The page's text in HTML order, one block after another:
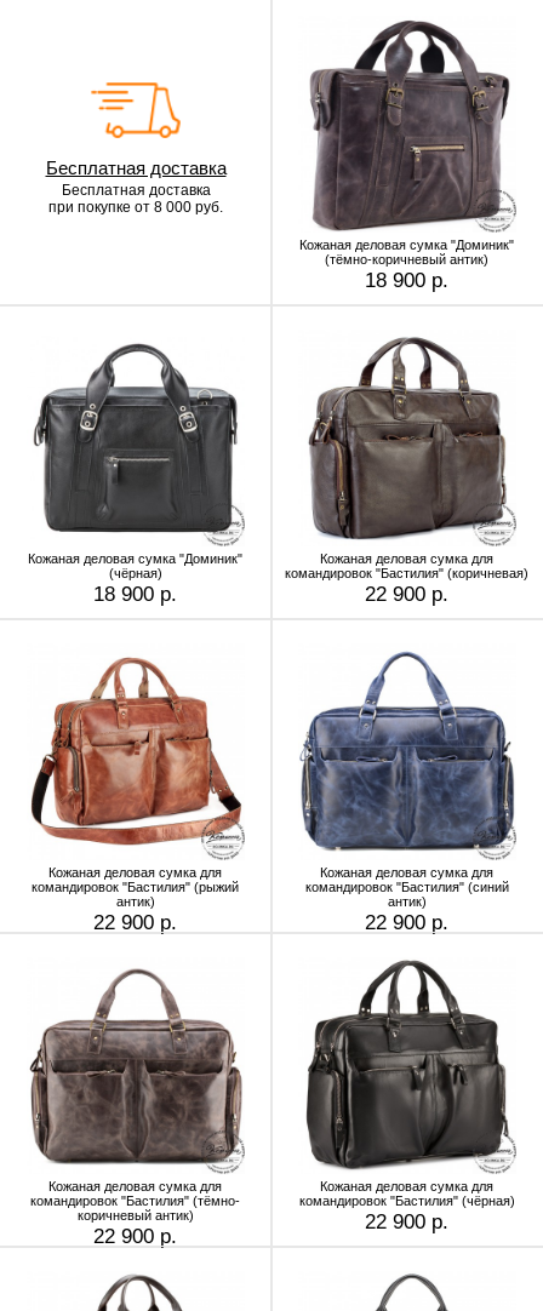
Бесплатная доставка
Бесплатная доставка
при покупке от 8 000 руб.
Кожаная деловая сумка "Доминик"
(тёмно-коричневый антик)
18 900 р.
Кожаная деловая сумка "Доминик"
(чёрная)
18 900 р.
Кожаная деловая сумка для
командировок "Бастилия" (коричневая)
22 900 р.
Кожаная деловая сумка для
командировок "Бастилия" (рыжий
антик)
22 900 р.
Кожаная деловая сумка для
командировок "Бастилия" (синий
антик)
22 900 р.
Кожаная деловая сумка для
командировок "Бастилия" (тёмно-
коричневый антик)
22 900 р.
Кожаная деловая сумка для
командировок "Бастилия" (чёрная)
22 900 р.